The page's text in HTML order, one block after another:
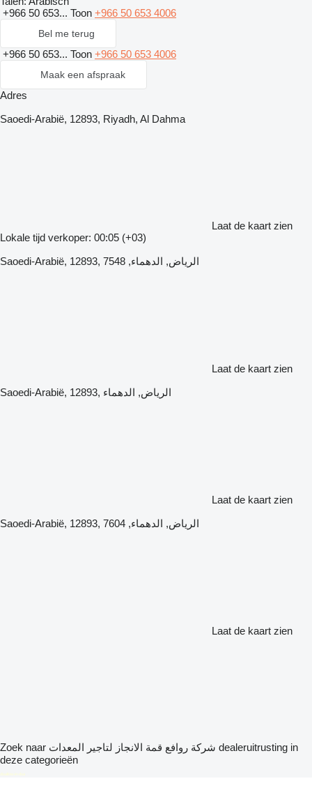
+966 50 653... Toon +966 50 653 4006
Bel me terug
+966 50 653... Toon +966 50 653 4006
Maak een afspraak
Adres
Saoedi-Arabië, 12893, Riyadh, Al Dahma
Laat de kaart zien
Lokale tijd verkoper: 00:05 (+03)
Saoedi-Arabië, 12893, الرياض, الدهماء, 7548
Laat de kaart zien
Saoedi-Arabië, 12893, الرياض, الدهماء
Laat de kaart zien
Saoedi-Arabië, 12893, الرياض, الدهماء, 7604
Laat de kaart zien
Zoek naar شركة روافع قمة الانجاز لتاجير المعدات dealeruitrusting in
deze categorieën
disallow-in-dsa